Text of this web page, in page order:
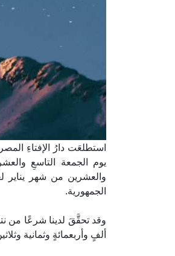
استطلعَت دارُ الإفتاءِ
يوم الجمعة التاسعِ
والعشرين من شهر يناير
الجمهورية.
وقد تحقَّقَ لدينا شرعًا من
ألفٍ وأربعمائةٍ وثمانية